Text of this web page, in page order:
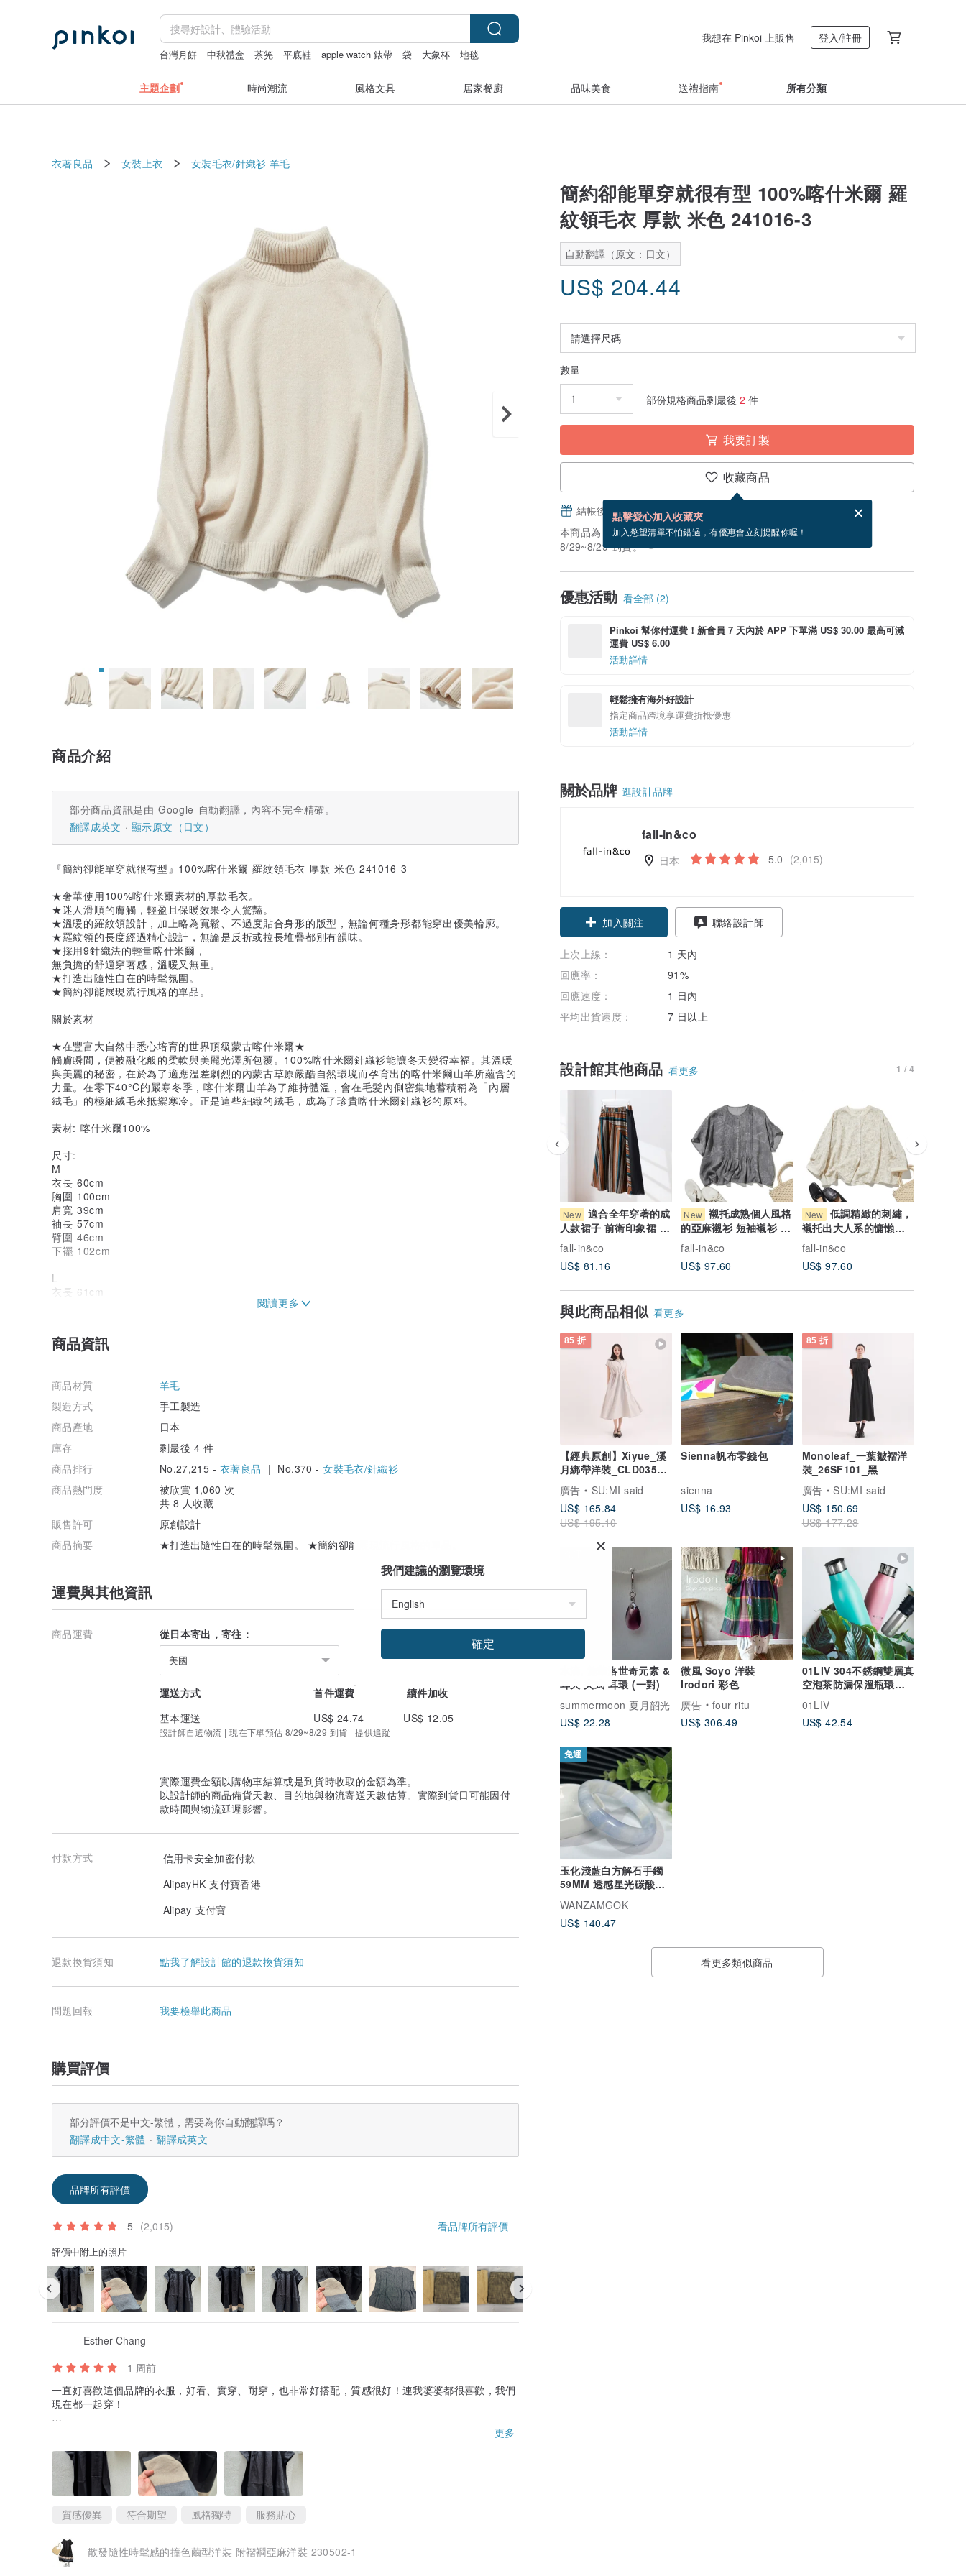
台灣月餅 中秋禮盒 茶筅 平底鞋 apple watch 錶帶 袋 大象杯 地毯
我想在 Pinkoi 上販售 登入/註冊
主題企劃 時尚潮流 風格文具 居家餐廚 品味美食 送禮指南 所有分類
衣著良品 女裝上衣 女裝毛衣/針織衫 羊毛
簡約卻能單穿就很有型 100%喀什米爾 羅
紋領毛衣 厚款 米色 241016-3
自動翻譯（原文：日文）
US$ 204.44
數量
部份規格商品剩最後 2 件
我要訂製
收藏商品
點擊愛心加入收藏夾
加入慾望清單不怕錯過，有優惠會立刻提醒你喔！
結帳後填寫並分享，免費幫你寄送電子賀卡。
電子賀卡是什麼？
本商品為「接單訂製」。付款後需 15 個工作天製作。現在下單預估
8/29~8/29 到貨。
優惠活動 看全部 (2)
Pinkoi 幫你付運費！新會員 7 天內於 APP 下單滿 US$ 30.00 最高可減
運費 US$ 6.00
活動詳情
輕鬆擁有海外好設計
指定商品跨境享運費折抵優惠
活動詳情
關於品牌 逛設計品牌
fall-in&co
日本 5.0 (2,015)
聯絡設計師
上次上線：
1 天內
回應率：
91%
回應速度：
1 日內
平均出貨速度：
7 日以上
設計館其他商品 看更多 1 / 4
New 適合全年穿著的成
人款裙子 前衛印象裙 附
內襯 長裙 260727-1
fall-in&co
US$ 81.16
New 襯托成熟個人風格
的亞麻襯衫 短袖襯衫 壓
摺設計襯衫 灰色
260726-1
fall-in&co
US$ 97.60
New 低調精緻的刺繡，
襯托出大人系的慵懶
風。100% 純棉長袖襯
衫，綴有刺繡 260725-1
fall-in&co
US$ 97.60
與此商品相似 看更多
85 折
【經典原創】Xiyue_溪
月綁帶洋裝_CLD035_
卡其
廣告
SU:MI said
US$ 165.84
US$ 195.10
Sienna帆布零錢包
sienna
US$ 16.93
85 折
Monoleaf_一葉皺褶洋
裝_26SF101_黑
廣告
SU:MI said
US$ 150.69
US$ 177.28
水滴, 施華洛世奇元素 &
耳夾 夾式 耳環 (一對)
summermoon 夏月韶光
US$ 22.28
微風 Soyo 洋裝
Irodori 彩色
廣告
four ritu
US$ 306.49
01LIV 304不銹鋼雙層真
空泡茶防漏保溫瓶環保
01LIV
US$ 42.54
免運
玉化淺藍白方解石手鐲
59MM 透感星光碳酸鈣
WANZAMGOK
US$ 140.47
看更多類似商品
商品介紹
部分商品資訊是由 Google 自動翻譯，內容不完全精確。
翻譯成英文
顯示原文（日文）
『簡約卻能單穿就很有型』100%喀什米爾 羅紋領毛衣 厚款 米色 241016-3
★奢華使用100%喀什米爾素材的厚款毛衣。
★迷人滑順的膚觸，輕盈且保暖效果令人驚豔。
★溫暖的羅紋領設計，加上略為寬鬆、不過度貼合身形的版型，無論何種身形都能穿出優美輪廓。
★羅紋領的長度經過精心設計，無論是反折或拉長堆疊都別有韻味。
★採用9針織法的輕量喀什米爾，
無負擔的舒適穿著感，溫暖又無重。
★打造出隨性自在的時髦氛圍。
★簡約卻能展現流行風格的單品。
關於素材
★在豐富大自然中悉心培育的世界頂級蒙古喀什米爾★
觸膚瞬間，便被融化般的柔軟與美麗光澤所包覆。100%喀什米爾針織衫能讓冬天變得幸福。其溫暖
與美麗的秘密，在於為了適應溫差劇烈的內蒙古草原嚴酷自然環境而孕育出的喀什米爾山羊所蘊含的
力量。在零下40°C的嚴寒冬季，喀什米爾山羊為了維持體溫，會在毛髮內側密集地蓄積稱為「內層
絨毛」的極細絨毛來抵禦寒冷。正是這些細緻的絨毛，成為了珍貴喀什米爾針織衫的原料。
素材: 喀什米爾100%
尺寸:
M
衣長 60cm
胸圍 100cm
肩寬 39cm
袖長 57cm
臂圍 46cm
下襬 102cm
L
衣長 61cm
臂圍 47cm
下襬 104cm
透膚感: 無
內裡: 無
口袋: 無
彈性: 有
光澤感: 無
季節: 春、秋、冬
★同款毛衣請點選這裡↓★
jp.pinkoi.com/product/jpYSx3jR
jp.pinkoi.com/product/PtYLVCPB
jp.pinkoi.com/product/7BAcRwN7
商品資訊
商品材質
羊毛
製造方式
手工製造
商品產地
日本
庫存
剩最後 4 件
商品排行
No.27,215 - 衣著良品 | No.370 -女裝毛衣/針織衫
商品熱門度
被欣賞 1,060 次
共 8 人收藏
販售許可
原創設計
商品摘要
★打造出隨性自在的時髦氛圍。 ★簡約卻能展現流行風格的單品。
運費與其他資訊
商品運費 從日本寄出，寄往：
美國
運送方式 首件運費
續件加收
基本運送
US$ 24.74 US$ 12.05
設計師自選物流 | 現在下單預估 8/29~8/29 到貨 | 提供追蹤
實際運費金額以購物車結算或是到貨時收取的金額為準。
以設計師的商品備貨天數、目的地與物流寄送天數估算。實際到貨日可能因付
款時間與物流延遲影響。
付款方式
信用卡安全加密付款
AlipayHK 支付寶香港
Alipay 支付寶
退款換貨須知 點我了解設計館的退款換貨須知
問題回報 我要檢舉此商品
購買評價
部分評價不是中文-繁體，需要為你自動翻譯嗎？
翻譯成中文-繁體
翻譯成英文
品牌所有評價
5 (2,015) 看品牌所有評價
評價中附上的照片
Esther Chang
1 周前
一直好喜歡這個品牌的衣服，好看、實穿、耐穿，也非常好搭配，質感很好！連我婆婆都很喜歡，我們
現在都一起穿！
版型很漂亮，透氣卻硬挺，穿起來很好看！輕鬆裡帶著優雅端莊，休閒或正式場合都很可以，非常喜
歡。大大推薦！
更多
質感優異 符合期望 風格獨特 服務貼心
散發隨性時髦感的撞色繭型洋裝 附褶襇亞麻洋裝 230502-1
我們建議的瀏覽環境
確定